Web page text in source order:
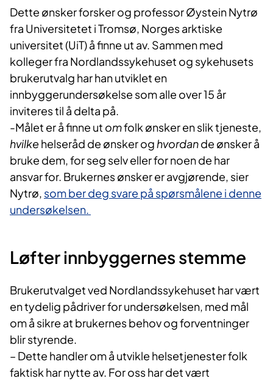
Dette ønsker forsker og professor Øystein Nytrø
fra Universitetet i Tromsø, Norges arktiske
universitet (UiT) å finne ut av. Sammen med
kolleger fra Nordlandssykehuset og sykehusets
brukerutvalg har han utviklet en
innbyggerundersøkelse som alle over 15 år
inviteres til å delta på.
-Målet er å finne ut omfolk ønsker en slik tjeneste,
hvilkehelseråd de ønsker og hvordande ønsker å
bruke dem, for seg selv eller for noen de har
ansvar for. Brukernes ønsker er avgjørende, sier
Nytrø, som ber deg svare på spørsmålene i denne
undersøkelsen.
Løfter innbyggernes stemme
Brukerutvalget ved Nordlandssykehuset har vært
en tydelig pådriver for undersøkelsen, med mål
om å sikre at brukernes behov og forventninger
blir styrende.
– Dette handler om å utvikle helsetjenester folk
faktisk har nytte av. For oss har det vært